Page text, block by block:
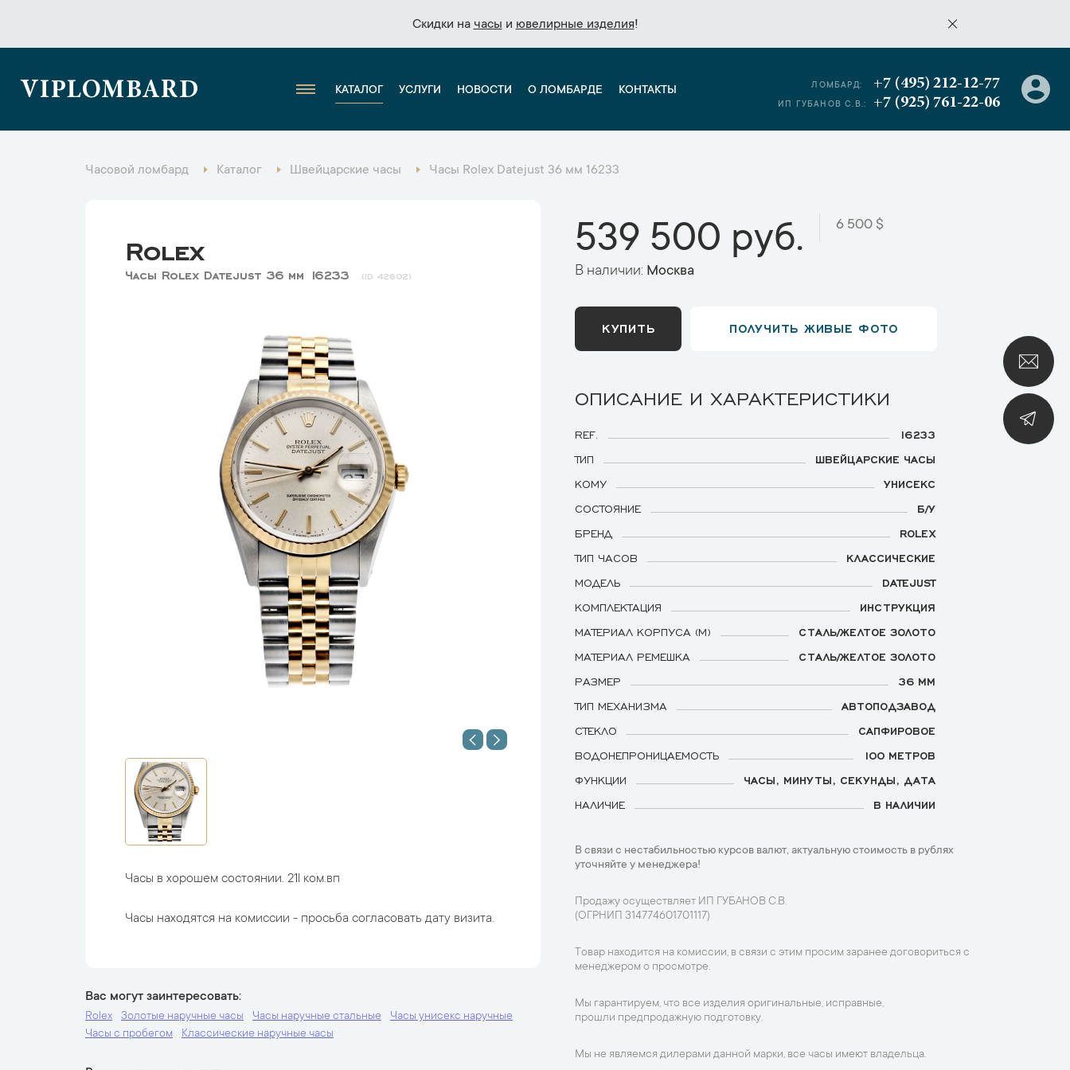
Скидки на часы и ювелирные изделия!
Скидки на часы и ювелирные изделия!
VIPLOMBARD КАТАЛОГ УСЛУГИ НОВОСТИ О ЛОМБАРДЕ КОНТАКТЫ ЛОМБАРД: +7 (495) 212-12-77
ИП ГУБАНОВ С.В.: +7 (925) 761-22-06
Часовой ломбард Каталог Швейцарские часы Часы Rolex Datejust 36 мм 16233
Rolex
Часы Rolex Datejust 36 мм 16233 42602
Часы в хорошем состоянии. 21l ком.вп
Часы находятся на комиссии - просьба согласовать дату визита.
Вас могут заинтересовать
Rolex Золотые наручные часы Часы наручные стальные
Часы унисекс наручные
Часы с пробегом
Классические наручные часы
539 500 руб. 6 500 $
В наличии: Москва
КУПИТЬ ПОЛУЧИТЬ ЖИВЫЕ ФОТО
ОПИСАНИЕ И ХАРАКТЕРИСТИКИ
REF.
16233
ТИП
ШВЕЙЦАРСКИЕ ЧАСЫ
КОМУ
УНИСЕКС
СОСТОЯНИЕ
Б/У
БРЕНД
ROLEX
ТИП ЧАСОВ
КЛАССИЧЕСКИЕ
МОДЕЛЬ
DATEJUST
КОМПЛЕКТАЦИЯ
ИНСТРУКЦИЯ
МАТЕРИАЛ КОРПУСА (М)
СТАЛЬ/ЖЕЛТОЕ ЗОЛОТО
МАТЕРИАЛ РЕМЕШКА
СТАЛЬ/ЖЕЛТОЕ ЗОЛОТО
РАЗМЕР
36 ММ
ТИП МЕХАНИЗМА
АВТОПОДЗАВОД
СТЕКЛО
САПФИРОВОЕ
ВОДОНЕПРОНИЦАЕМОСТЬ
100 МЕТРОВ
ФУНКЦИИ
ЧАСЫ, МИНУТЫ, СЕКУНДЫ, ДАТА
НАЛИЧИЕ
В НАЛИЧИИ
В связи с нестабильностью курсов валют, актуальную стоимость в рублях
уточняйте у менеджера!
Продажу осуществляет ИП ГУБАНОВ С.В.
(ОГРНИП 314774601701117)
Товар находится на комиссии, в связи с этим просим заранее договориться с
менеджером о просмотре.
Мы гарантируем, что все изделия оригинальные, исправные,
прошли предпродажную подготовку.
Мы не являемся дилерами данной марки, все часы имеют владельца.